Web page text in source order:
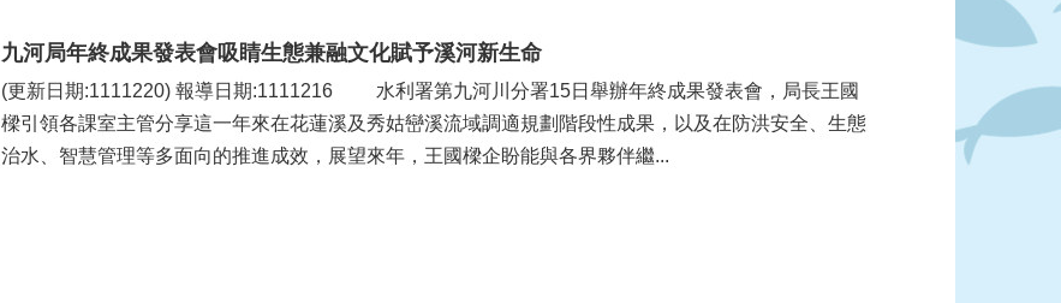
九河局年終成果發表會吸睛生態兼融文化賦予溪河新生命
(更新日期:1111220) 報導日期:1111216 水利署第九河川分署15日舉辦年終成果發表會，局長王國
樑引領各課室主管分享這一年來在花蓮溪及秀姑巒溪流域調適規劃階段性成果，以及在防洪安全、生態
治水、智慧管理等多面向的推進成效，展望來年，王國樑企盼能與各界夥伴繼...